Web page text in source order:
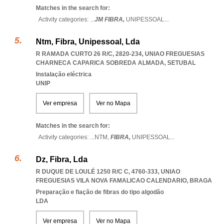
Matches in the search for:
Activity categories: ...JM FIBRA, UNIPESSOAL...
Ntm, Fibra, Unipessoal, Lda
R RAMADA CURTO 26 R/C, 2820-234, UNIAO FREGUESIAS
CHARNECA CAPARICA SOBREDA ALMADA, SETUBAL
Instalação eléctrica
UNIP
Ver empresa Ver no Mapa
Matches in the search for:
Activity categories: ...NTM, FIBRA, UNIPESSOAL...
Dz, Fibra, Lda
R DUQUE DE LOULÉ 1250 R/C C, 4760-333, UNIAO
FREGUESIAS VILA NOVA FAMALICAO CALENDARIO, BRAGA
Preparação e fiação de fibras do tipo algodão
LDA
Ver empresa Ver no Mapa